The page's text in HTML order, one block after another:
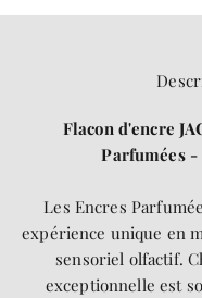
Flacon d'encre
Parfumées
Les Encres
expérience unique en
sensoriel olfactif.
exceptionnelle est